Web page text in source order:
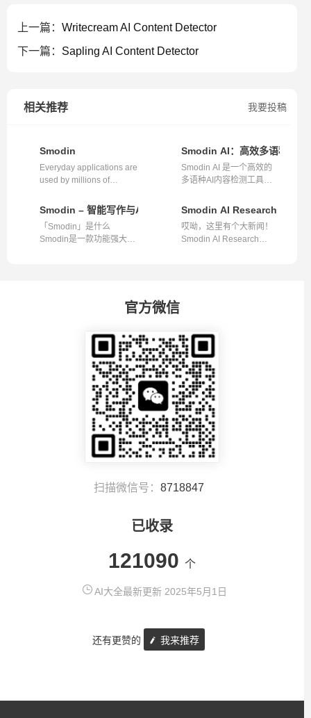
上一篇： Writecream AI Content Detector
下一篇： Sapling AI Content Detector
我要投稿
相关推荐
Smodin
Everyday applications are
used by millions of
Smodin AI：高效多语种AI内
Smodin AI 是一个高效的
多语种AI内容检测工具，
Smodin – 智能写作与AI检测的得力助手
「Smodin」是什么
Smodin是一款功能强大的
Smodin AI Research Paper
哎呦，这里有个大新闻！
Smodin AI Research
官方微信
扫描微信号： 8718847
已收录
121090 个
AI大全最新更新 2025年5月1日
还有更赞的 我来推荐